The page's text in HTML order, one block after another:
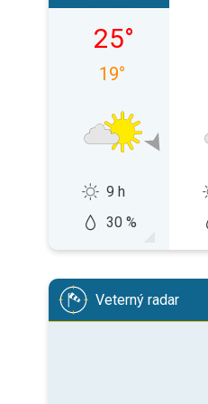
piatok 07. 08.
25°
19°
9 h
30 %
Veterný radar